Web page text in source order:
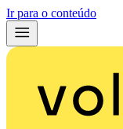
Ir para o conteúdo